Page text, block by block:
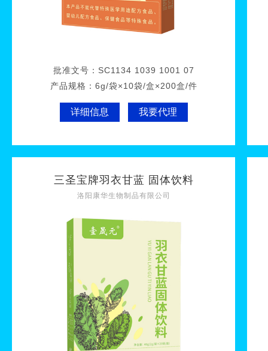
批准文号： SC1134 1039 1001 07
产品规格： 6g/袋×10袋/盒×200盒/件
详细信息 我要代理
三圣宝牌羽衣甘蓝 固体饮料
洛阳康华生物制品有限公司